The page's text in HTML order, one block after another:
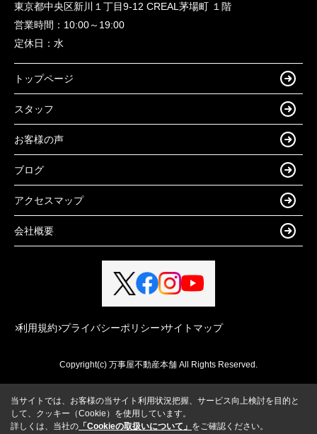
東京都中央区新川１丁目9-12 CREAL茅場町 １階
営業時間： 10:00～19:00
定休日： 水
トップページ
スタッフ
お客様の声
ブログ
アクセスマップ
会社概要
利用規約 プライバシーポリシー サイトマップ
Copyright(c) 万事屋不動産本舗 All Rights Reserved.
当サイトでは、お客様の当サイト利用状況把握、サービス向上検討を目的と
して、クッキー（Cookie）を使用しています。
詳しくは、当社の 「Cookieの取扱いについて」 をご確認ください。